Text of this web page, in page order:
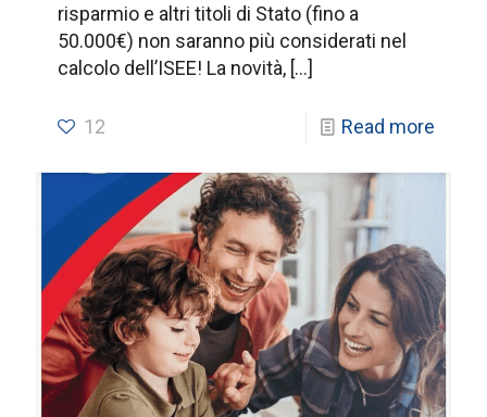
risparmio e altri titoli di Stato (fino a
50.000€) non saranno più considerati nel
calcolo dell’ISEE! La novità, […]
12 Read more